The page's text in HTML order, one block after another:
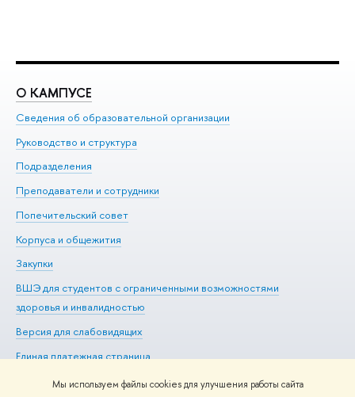
Мы используем файлы cookies для улучшения работы сайта
О КАМПУСЕ
Сведения об образовательной организации
Руководство и структура
Подразделения
Преподаватели и сотрудники
Попечительский совет
Корпуса и общежития
Закупки
ВШЭ для студентов с ограниченными возможностями
здоровья и инвалидностью
Версия для слабовидящих
Единая платежная страница